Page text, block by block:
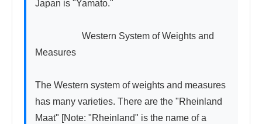
Japan is "Yamato."
Western System of Weights and
Measures
The Western system of weights and measures
has many varieties. There are the "Rheinland
Maat" [Note: "Rheinland" is the name of a